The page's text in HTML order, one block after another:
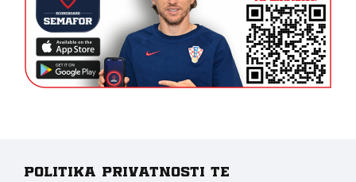
Politika privatnosti te